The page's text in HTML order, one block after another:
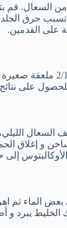
السعال. قم
تسبب حرق
على القدمين.
يمكن أن تخفف من أعراض التهاب
على
السعال
و إغلاق
بعض الماء
و ضع عليه الماء و اتركه